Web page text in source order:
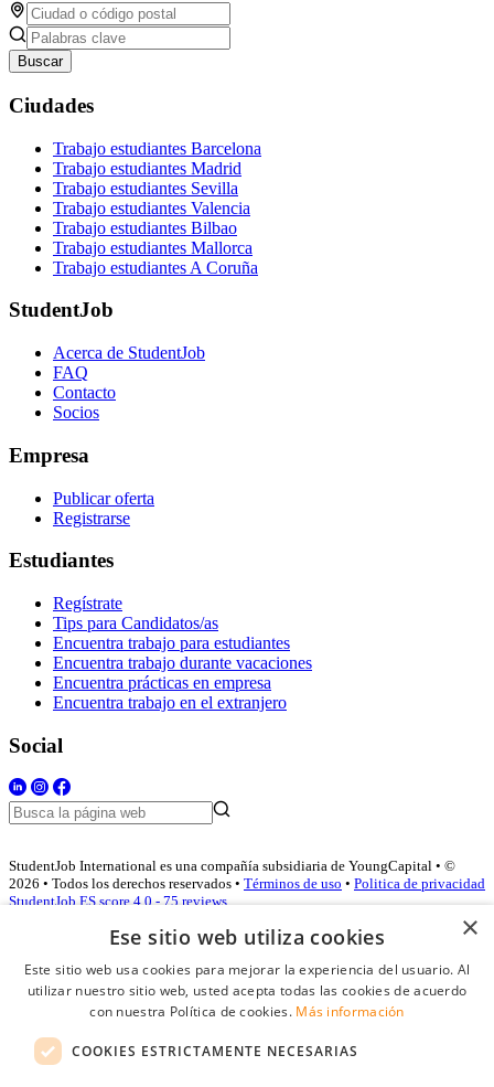
Buscar
Ciudades
Trabajo estudiantes Barcelona
Trabajo estudiantes Madrid
Trabajo estudiantes Sevilla
Trabajo estudiantes Valencia
Trabajo estudiantes Bilbao
Trabajo estudiantes Mallorca
Trabajo estudiantes A Coruña
StudentJob
Acerca de StudentJob
FAQ
Contacto
Socios
Empresa
Publicar oferta
Registrarse
Estudiantes
Regístrate
Tips para Candidatos/as
Encuentra trabajo para estudiantes
Encuentra trabajo durante vacaciones
Encuentra prácticas en empresa
Encuentra trabajo en el extranjero
Social
StudentJob International es una compañía subsidiaria de YoungCapital • ©
2026 • Todos los derechos reservados • Términos de uso • Politica de privacidad
StudentJob ES score 4.0 - 75 reviews
Acceso empresas
Contraseña
×
Ese sitio web utiliza cookies
Este sitio web usa cookies para mejorar la experiencia del usuario. Al
utilizar nuestro sitio web, usted acepta todas las cookies de acuerdo
con nuestra Política de cookies. Más información
COOKIES ESTRICTAMENTE NECESARIAS